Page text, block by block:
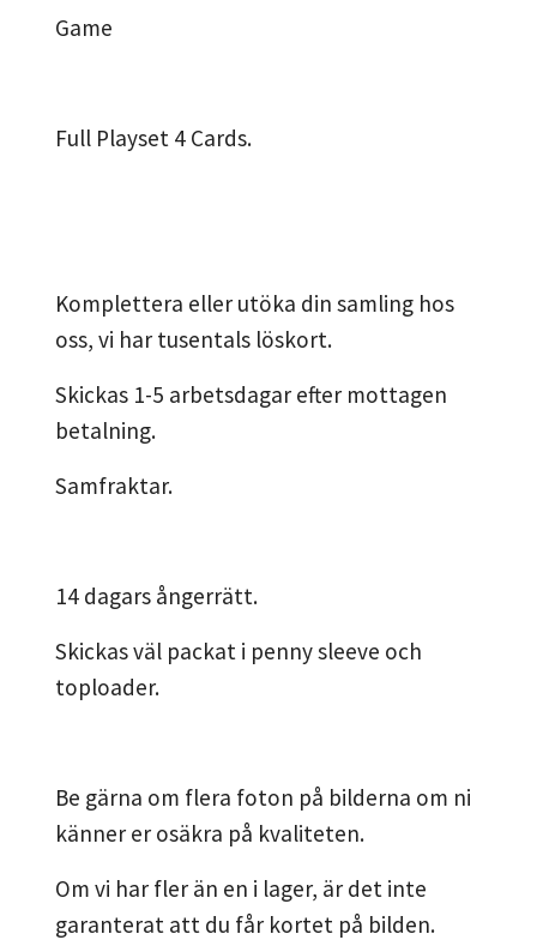
Game
Full Playset 4 Cards.
Komplettera eller utöka din samling hos
oss, vi har tusentals löskort.
Skickas 1-5 arbetsdagar efter mottagen
betalning.
Samfraktar.
14 dagars ångerrätt.
Skickas väl packat i penny sleeve och
toploader.
Be gärna om flera foton på bilderna om ni
känner er osäkra på kvaliteten.
Om vi har fler än en i lager, är det inte
garanterat att du får kortet på bilden.